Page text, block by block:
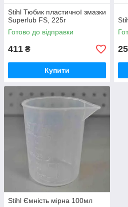
Stihl Тюбик пластичної змазки
Superlub FS, 225г
Готово до відправки
411 ₴
Купити
Stihl Ємність мірна 100мл